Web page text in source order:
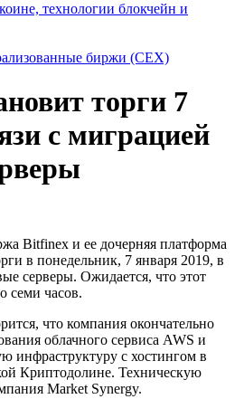
технологии блокчейн и
биржи (CEX)
торги 7
с миграцией
Bitfinex и ее дочерняя платформа
в понедельник, 7 января 2019, в
серверы. Ожидается, что этот
семи часов.
что компания окончательно
облачного сервиса AWS и
инфраструктуру с хостингом в
Криптодолине. Техническую
Market Synergy.